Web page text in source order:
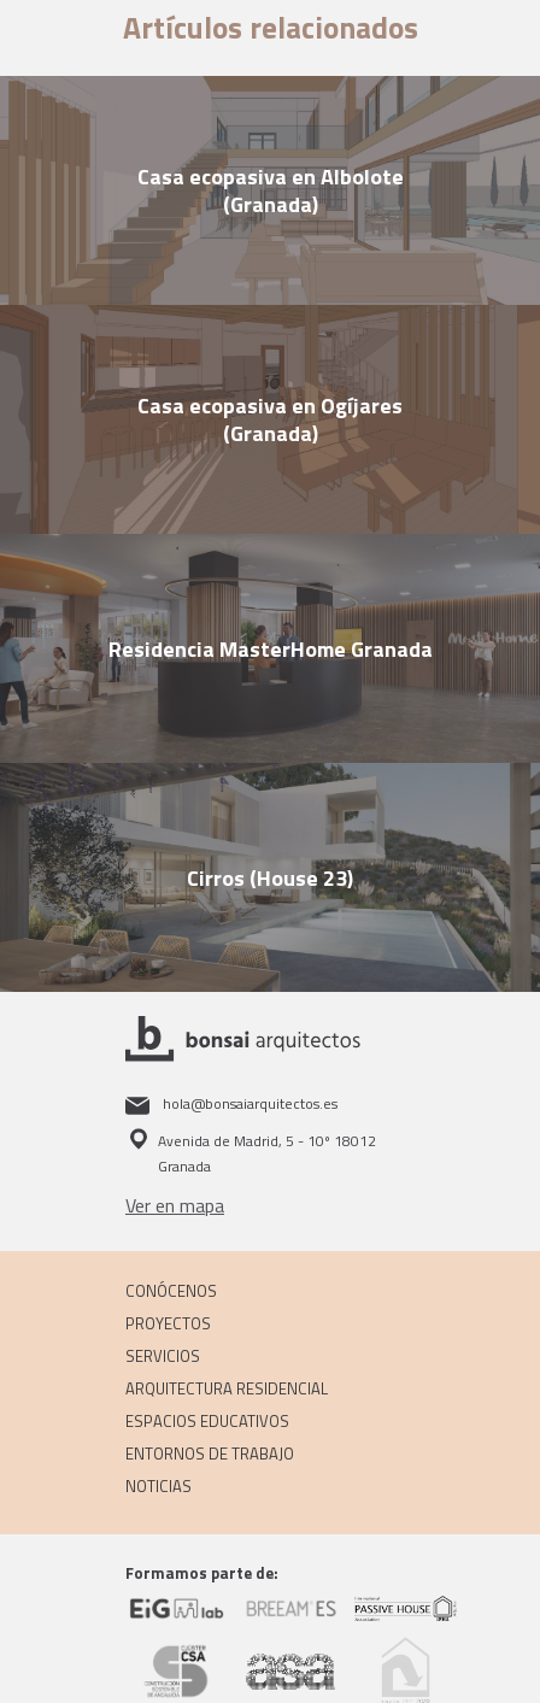
Artículos relacionados
Casa ecopasiva en Albolote
(Granada)
Casa ecopasiva en Ogíjares
(Granada)
Residencia MasterHome Granada
Cirros (House 23)
hola@bonsaiarquitectos.es
Avenida de Madrid, 5 - 10º 18012
Granada
Ver en mapa
CONÓCENOS
PROYECTOS
SERVICIOS
ARQUITECTURA RESIDENCIAL
ESPACIOS EDUCATIVOS
ENTORNOS DE TRABAJO
NOTICIAS
Formamos parte de: